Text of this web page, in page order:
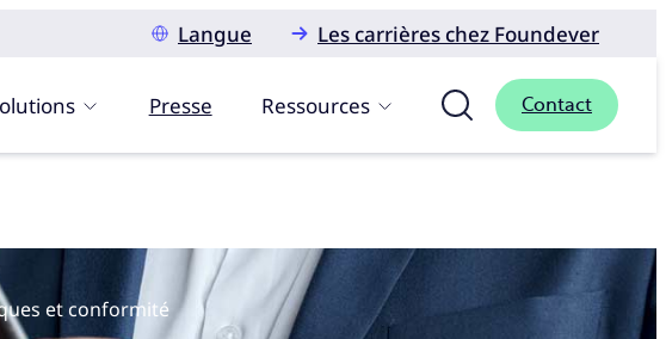
Langue
Les carrières chez Foundever
Presse Ressources Contact
et conformité